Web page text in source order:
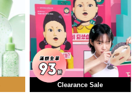
Clearance Sale